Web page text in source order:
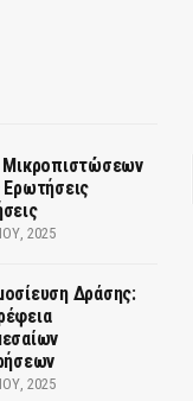
Μικροπιστώσεων
Ερωτήσεις
2025
Δράσης:
2025